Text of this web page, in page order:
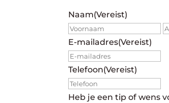
Naam(Vereist)
E-mailadres(Vereist)
Telefoon(Vereist)
Heb je een tip of wens